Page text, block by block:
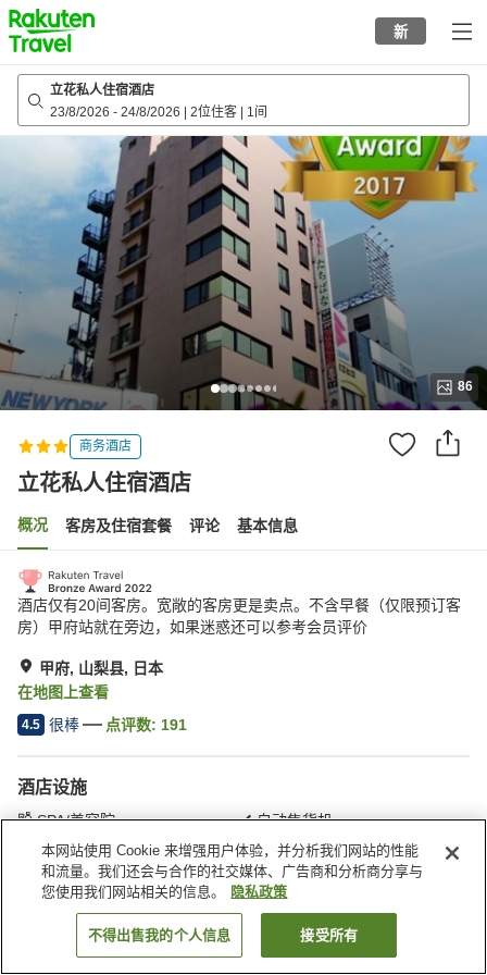
to
top
page
新
立花私人住宿酒店
23/8/2026 - 24/8/2026 2位住客 1间
86
商务酒店
立花私人住宿酒店
概况 客房及住宿套餐 评论 基本信息
酒店仅有20间客房。宽敞的客房更是卖点。不含早餐（仅限预订客
房）甲府站就在旁边，如果迷惑还可以参考会员评价
甲府, 山梨县, 日本
在地图上查看
4.5 很棒 点评数: 191
酒店设施
SPA/美容院
自动售货机
快递服务
洗衣服务
首页 日本 山梨县 甲府 立花私人住宿酒店
搜索客房
本网站使用 Cookie 来增强用户体验，并分析我们网站的性能
和流量。我们还会与合作的社交媒体、广告商和分析商分享与
您使用我们网站相关的信息。
隐私政策
不得出售我的个人信息 接受所有